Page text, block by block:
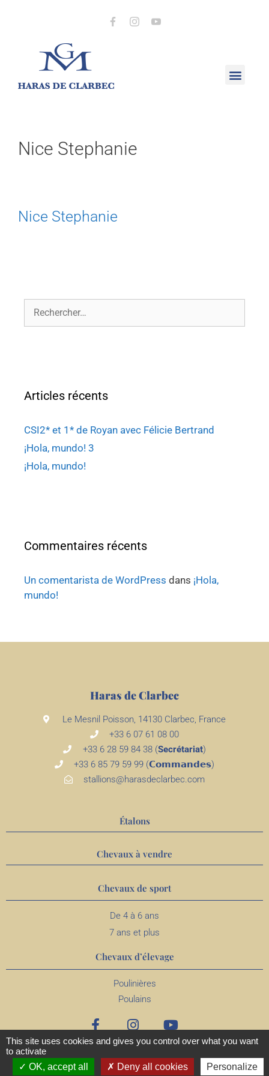
Nice Stephanie
Nice Stephanie
Articles récents
CSI2* et 1* de Royan avec Félicie Bertrand
¡Hola, mundo! 3
¡Hola, mundo!
Commentaires récents
Un comentarista de WordPress dans ¡Hola,
mundo!
Haras de Clarbec
Le Mesnil Poisson, 14130 Clarbec, France
+33 6 07 61 08 00
+33 6 28 59 84 38 (Secrétariat)
+33 6 85 79 59 99 (𝗖𝗼𝗺𝗺𝗮𝗻𝗱𝗲𝘀)
stallions@harasdeclarbec.com
Étalons
Chevaux à vendre
Chevaux de sport
De 4 à 6 ans
7 ans et plus
Chevaux d’élevage
Poulinières
Poulains
This site uses cookies and gives you control over what you want
to activate
OK, accept all
Deny all cookies Personalize